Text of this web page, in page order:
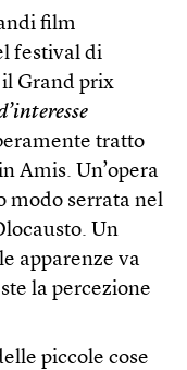
film
festival di
Grand prix
tratto
Amis. Un’opera
modo serrata nel
Un
apparenze va
la percezione
piccole cose